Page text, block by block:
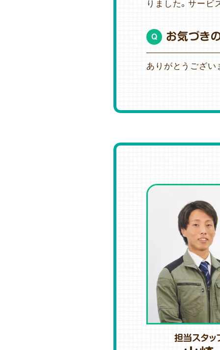
りました。サービ
Q お気づき
ありがとうござい
担当スタッ